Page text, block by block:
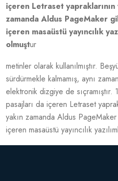
içeren Letraset yapraklarının
zamanda Aldus PageMaker
içeren masaüstü yayıncılık
olmuştur
metinler olarak kullanılmıştır.
sürdürmekle kalmamış, aynı
elektronik dizgiye de
pasajları da içeren Letraset
yakın zamanda Aldus
içeren masaüstü yayıncılık